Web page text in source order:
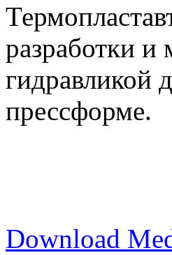
разработки
гидравликой
прессформе.
Download